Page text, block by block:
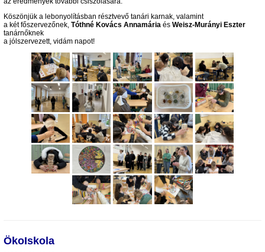
Köszönjük a lebonyolításban résztvevő tanári karnak, valamint
a két főszervezőnek, Tóthné Kovács Annamária és Weisz-Murányi Eszter
tanárnőknek
a jólszervezett, vidám napot!
ÖkoIskola